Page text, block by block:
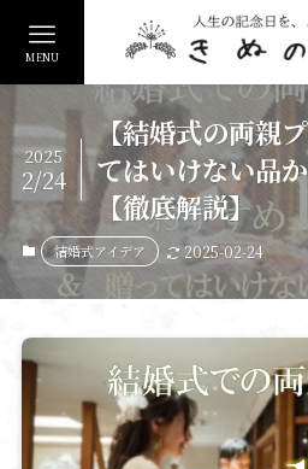
MENU
【結婚式の両親
てはいけない品
【徹底解説】
2025
2/24
結婚式アイデア 2025-02-24